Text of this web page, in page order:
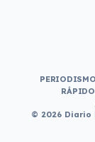
© 2026 Diario